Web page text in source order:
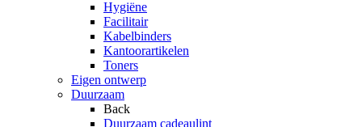
Hygiëne
Facilitair
Kabelbinders
Kantoorartikelen
Toners
Eigen ontwerp
Duurzaam
Back
Duurzaam cadeaulint